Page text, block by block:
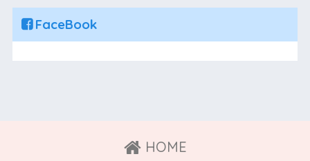
FaceBook
HOME